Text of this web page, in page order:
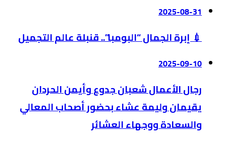
2025-08-31
💉 إبرة الجمال “البومبا”.. قنبلة عالم التجميل
2025-09-10
رجال الأعمال شعبان جدوع وأيمن الحردان
يقيمان وليمة عشاء بحضور أصحاب المعالي
والسعادة ووجهاء العشائر